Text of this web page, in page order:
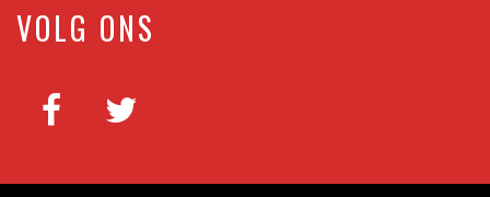
VOLG ONS